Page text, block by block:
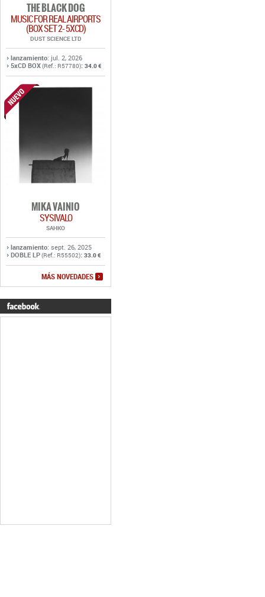
THE BLACK DOG
MUSIC FOR REAL AIRPORTS
(BOX SET 2- 5XCD)
DUST SCIENCE LTD
lanzamiento: jul. 2, 2026
5xCD BOX(Ref.: R57780): 34.0 €
MIKA VAINIO
SYSIVALO
SAHKO
lanzamiento: sept. 26, 2025
DOBLE LP(Ref.: R55502): 33.0 €
MÁS NOVEDADES